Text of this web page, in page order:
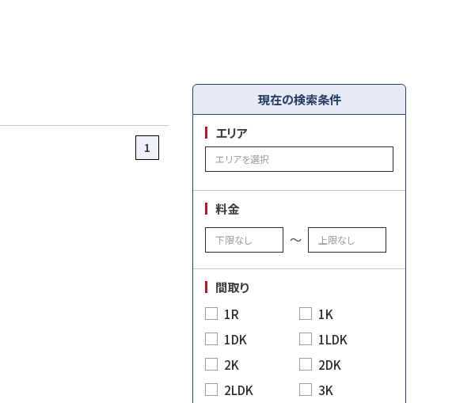
1
現在の検索条件
エリア
料金
～
間取り
1R
1K
1DK
1LDK
2K
2DK
2LDK
3K